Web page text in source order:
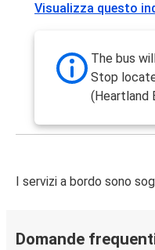
Visualizza questo
The bus
Stop
(Heartland
I servizi a bordo sono
Domande